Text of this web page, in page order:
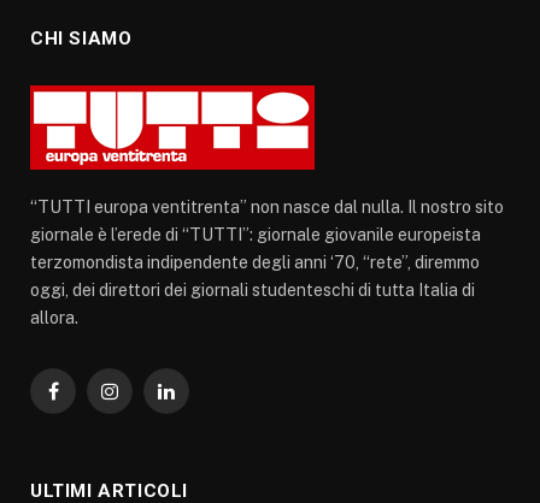
CHI SIAMO
“TUTTI europa ventitrenta” non nasce dal nulla. Il nostro sito
giornale è l’erede di “TUTTI”: giornale giovanile europeista
terzomondista indipendente degli anni ‘70, “rete”, diremmo
oggi, dei direttori dei giornali studenteschi di tutta Italia di
allora.
FacebookInstagramLinkedIn
ULTIMI ARTICOLI